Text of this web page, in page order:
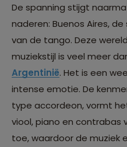
De spanning stijgt
naderen: Buenos Aires,
van de tango. Deze
muziekstijl is veel meer
Argentinië. Het is een
intense emotie. De
type accordeon, vormt
viool, piano en contrabas
toe, waardoor de muziek